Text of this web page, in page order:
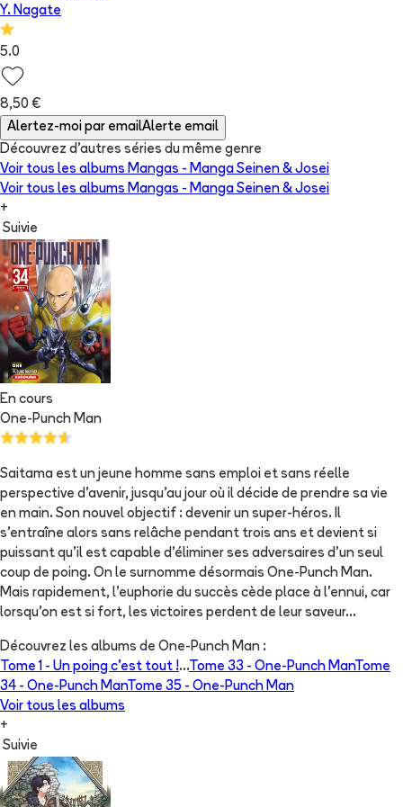
Y. Nagate
5.0
8,50 €
Alertez-moi par emailAlerte email
Découvrez d'autres séries du même genre
Voir tous les albums Mangas - Manga Seinen & Josei
Voir tous les albums Mangas - Manga Seinen & Josei
+
Suivie
En cours
One-Punch Man
Saitama est un jeune homme sans emploi et sans réelle
perspective d'avenir, jusqu'au jour où il décide de prendre sa vie
en main. Son nouvel objectif : devenir un super-héros. Il
s'entraîne alors sans relâche pendant trois ans et devient si
puissant qu'il est capable d'éliminer ses adversaires d'un seul
coup de poing. On le surnomme désormais One-Punch Man.
Mais rapidement, l'euphorie du succès cède place à l'ennui, car
lorsqu'on est si fort, les victoires perdent de leur saveur...
Découvrez les albums de One-Punch Man :
Tome 1 - Un poing c’est tout !...Tome 33 - One-Punch ManTome
34 - One-Punch ManTome 35 - One-Punch Man
Voir tous les albums
+
Suivie